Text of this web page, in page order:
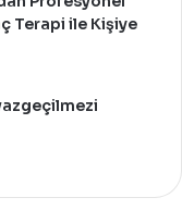
Terapi ile Kişiye